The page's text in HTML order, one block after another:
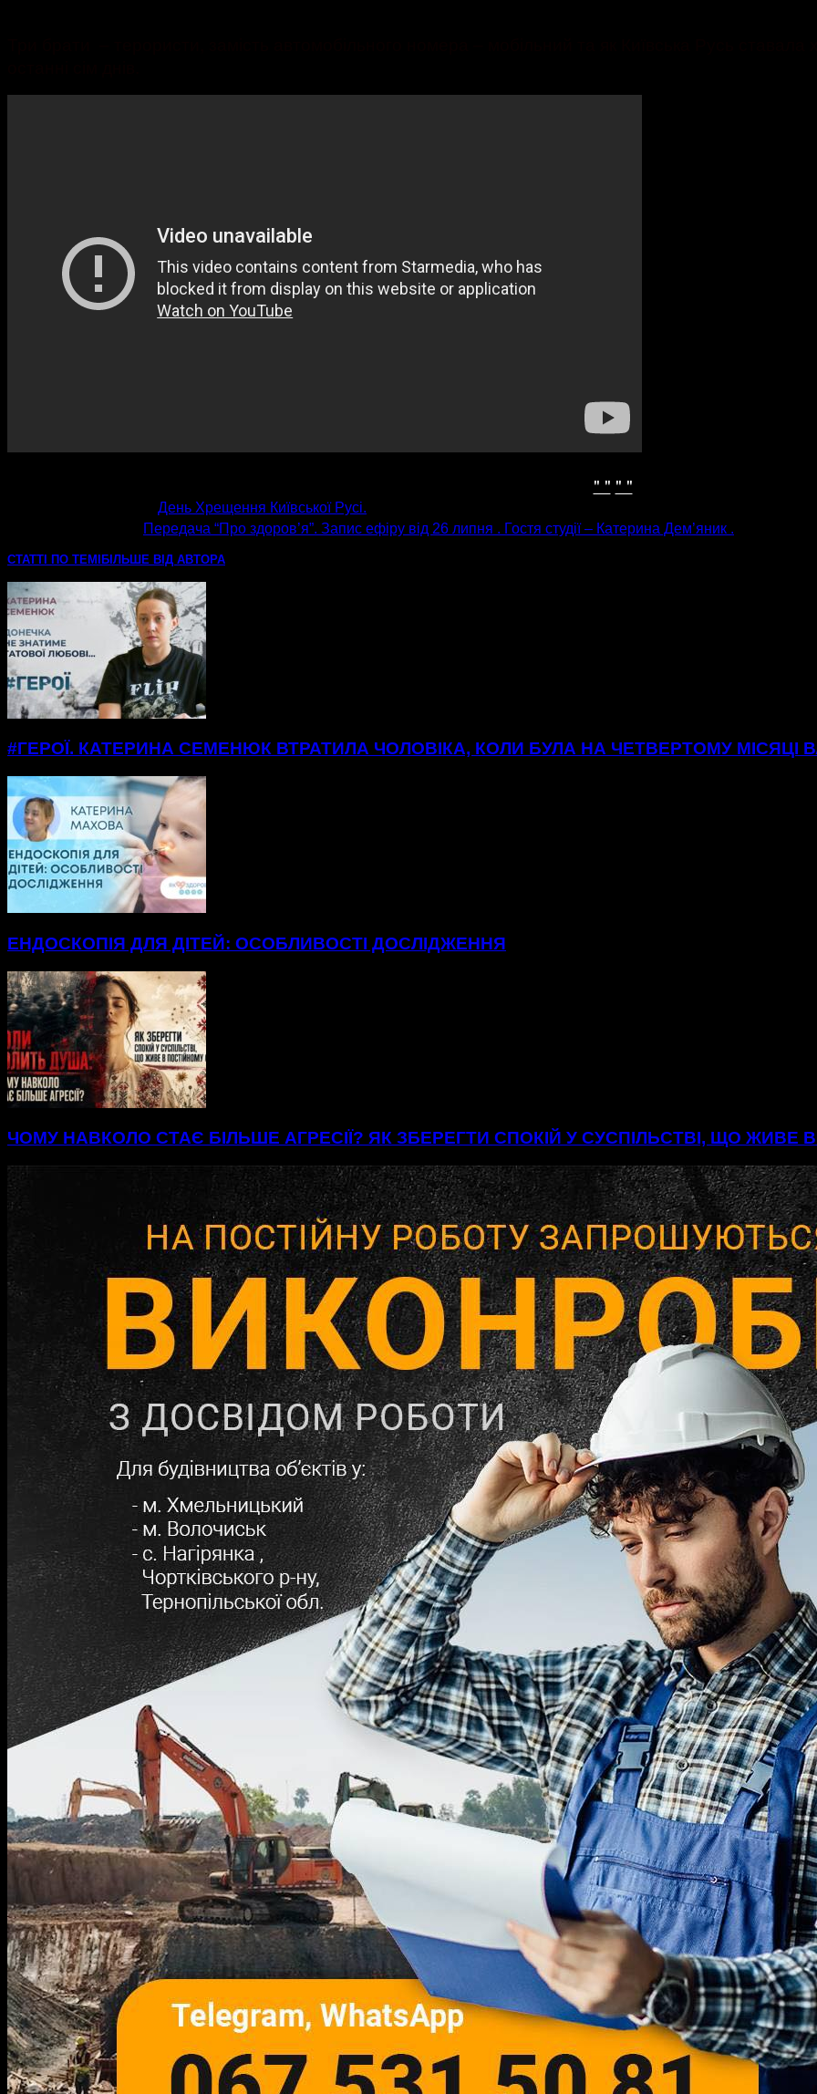
" " " "
День Хрещення Київської Русі.
Передача “Про здоров’я”. Запис ефіру від 26 липня . Гостя студії – Катерина Дем’яник .
СТАТТІ ПО ТЕМІ БІЛЬШЕ ВІД АВТОРА
#ГЕРОЇ. КАТЕРИНА СЕМЕНЮК ВТРАТИЛА ЧОЛОВІКА, КОЛИ БУЛА НА ЧЕТВЕРТОМУ МІСЯЦІ
ЕНДОСКОПІЯ ДЛЯ ДІТЕЙ: ОСОБЛИВОСТІ ДОСЛІДЖЕННЯ
ЧОМУ НАВКОЛО СТАЄ БІЛЬШЕ АГРЕСІЇ? ЯК ЗБЕРЕГТИ СПОКІЙ У СУСПІЛЬСТВІ, ЩО ЖИВЕ